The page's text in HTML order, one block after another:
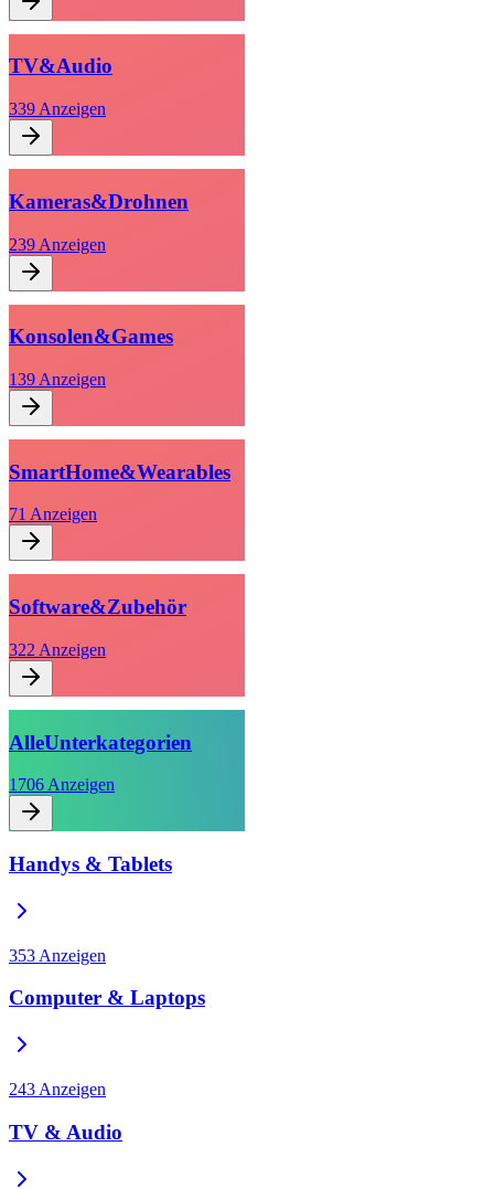
TV&Audio
339 Anzeigen
Kameras&Drohnen
239 Anzeigen
Konsolen&Games
139 Anzeigen
SmartHome&Wearables
71 Anzeigen
Software&Zubehör
322 Anzeigen
AlleUnterkategorien
1706 Anzeigen
Handys & Tablets
353 Anzeigen
Computer & Laptops
243 Anzeigen
TV & Audio